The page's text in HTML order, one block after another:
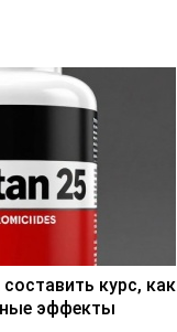
курс, как
эффекты